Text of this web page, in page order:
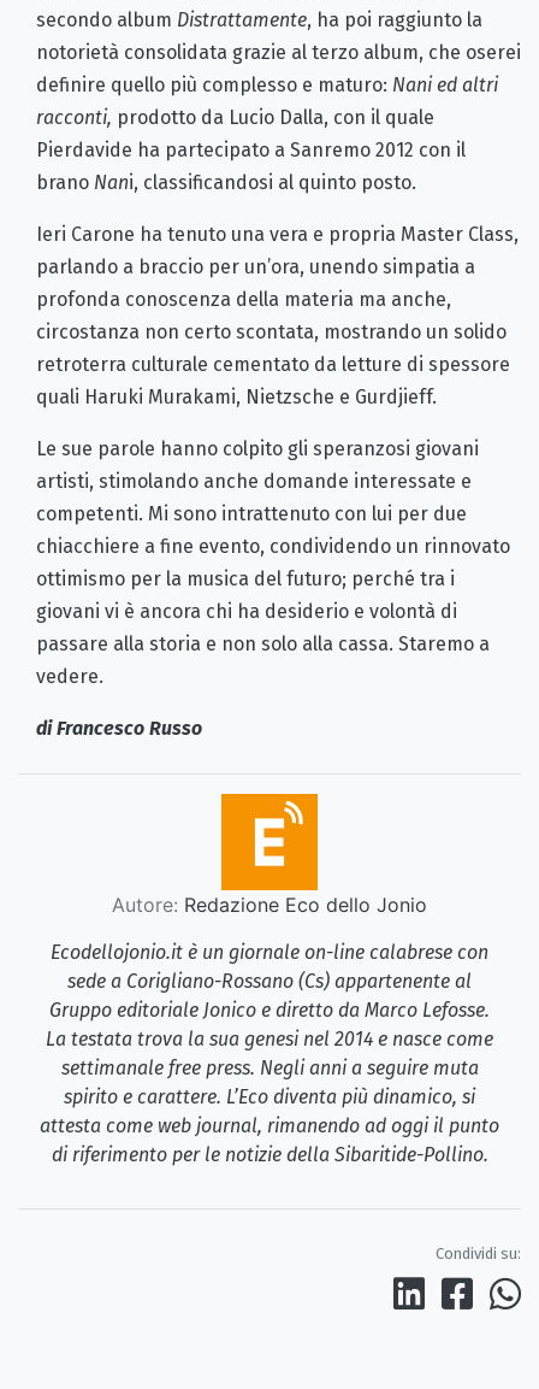
secondo album Distrattamente, ha poi raggiunto la
notorietà consolidata grazie al terzo album, che oserei
definire quello più complesso e maturo: Nani ed altri
racconti, prodotto da Lucio Dalla, con il quale
Pierdavide ha partecipato a Sanremo 2012 con il
brano Nani, classificandosi al quinto posto.
Ieri Carone ha tenuto una vera e propria Master Class,
parlando a braccio per un’ora, unendo simpatia a
profonda conoscenza della materia ma anche,
circostanza non certo scontata, mostrando un solido
retroterra culturale cementato da letture di spessore
quali Haruki Murakami, Nietzsche e Gurdjieff.
Le sue parole hanno colpito gli speranzosi giovani
artisti, stimolando anche domande interessate e
competenti. Mi sono intrattenuto con lui per due
chiacchiere a fine evento, condividendo un rinnovato
ottimismo per la musica del futuro; perché tra i
giovani vi è ancora chi ha desiderio e volontà di
passare alla storia e non solo alla cassa. Staremo a
vedere.
di Francesco Russo
Autore: Redazione Eco dello Jonio
Ecodellojonio.it è un giornale on-line calabrese con
sede a Corigliano-Rossano (Cs) appartenente al
Gruppo editoriale Jonico e diretto da Marco Lefosse.
La testata trova la sua genesi nel 2014 e nasce come
settimanale free press. Negli anni a seguire muta
spirito e carattere. L’Eco diventa più dinamico, si
attesta come web journal, rimanendo ad oggi il punto
di riferimento per le notizie della Sibaritide-Pollino.
Condividi su: